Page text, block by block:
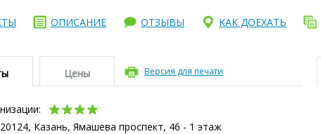
ОПИСАНИЕ ОТЗЫВЫ КАК ДОЕХАТЬ
Цены Версия для печати
Казань, Ямашева проспект, 46 - 1 этаж